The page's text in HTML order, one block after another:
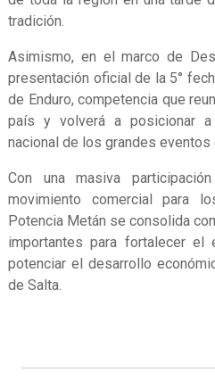
tradición.
Asimismo, en el marco de
presentación oficial de la 5°
de Enduro, competencia que
país y volverá a posicionar
nacional de los grandes
Con una masiva
movimiento comercial para
Potencia Metán se consolida
importantes para fortalecer el
potenciar el desarrollo
de Salta.